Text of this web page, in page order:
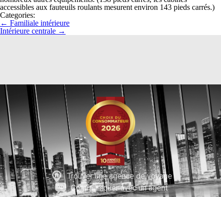
accessibles aux fauteuils roulants mesurent environ 143 pieds carrés.)
Categories:
← Familiale intérieure
Intérieure centrale →
Trouver une agence de voyage
Communiquer avec un agent